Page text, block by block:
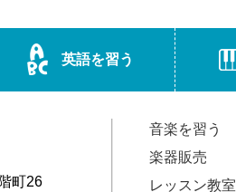
英語を習う
町26
音楽を習う
楽器販売
レッスン教室